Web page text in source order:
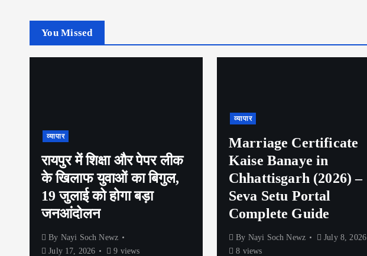
You Missed
व्यापार
रायपुर में शिक्षा और पेपर लीक
के खिलाफ युवाओं का बिगुल,
19 जुलाई को होगा बड़ा
जनआंदोलन
By Nayi Soch Newz
July 17, 2026
9 views
व्यापार
Marriage Certificate
Kaise Banaye in
Chhattisgarh (2026) –
Seva Setu Portal
Complete Guide
By Nayi Soch Newz
July 8, 2026
8 views